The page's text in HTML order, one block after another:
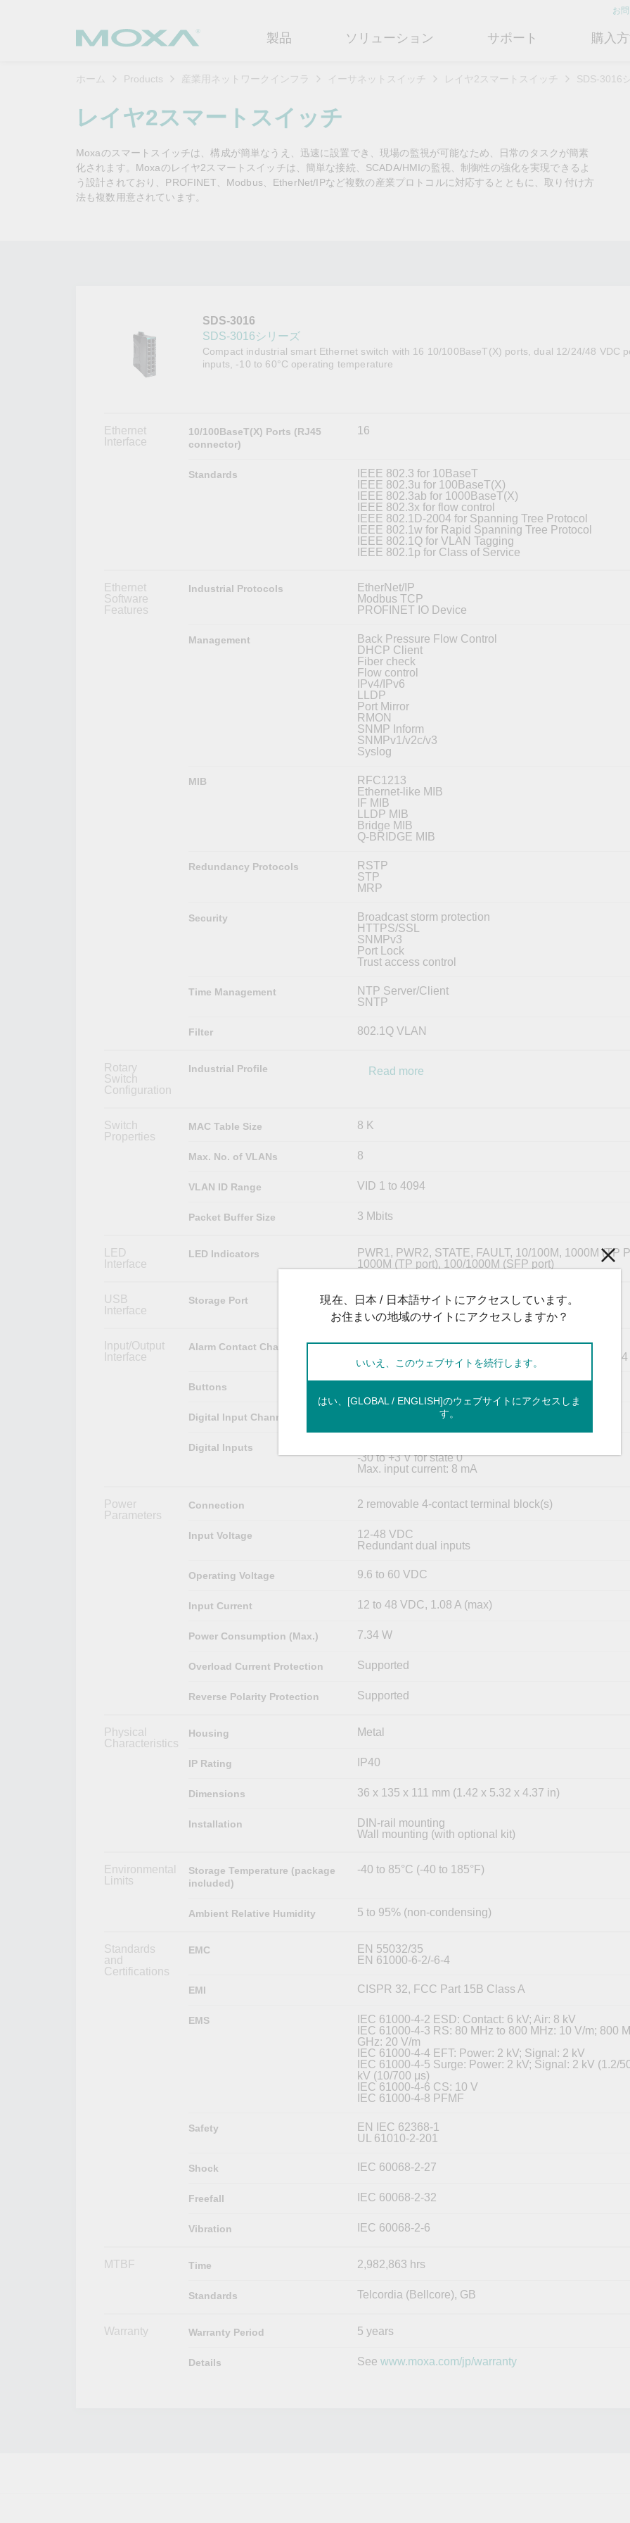
お
製品
セキュアルータ
無線AP/ブリッジ/クライアント
ネットワークセキュリティアプラ
イアンス
シリアルコンバータ
プロトコルゲートウェイ
IPカメラおよびビデオサーバー
ソリューション
鉄道
電力
TSN
シングルペアイーサネット
OTデータの秘密を解
き明かす
電力の安定供給を支え
るBESSソリューショ
OTネットワークセ
ュリティを強化す
サポート
製品に関するよくあるご質問
（FAQ)
保証方針
購入
ソリューションパートナー (MJSP)
イノベーションとマイルストーン
カスタマーサクセス
新着情報およびイベント
情熱を新たな可能性に
ホーム Products 産業用ネットワークインフラ イーサネットスイッチ レイヤ2スマートスイッチ SDS-3016
レイヤ2スマートスイッチ
Moxaのスマートスイッチは、構成が簡単なうえ、迅速に設置でき、現場の監視が可能なため、日常のタスクが簡素
化されます。Moxaのレイヤ2スマートスイッチは、簡単な接続、SCADA/HMIの監視、制御性の強化を実現できるよ
う設計されており、PROFINET、Modbus、EtherNet/IPなど複数の産業プロトコルに対応するとともに、取り付け方
法も複数用意されています。
SDS-3016
SDS-3016シリーズ
Compact industrial smart Ethernet switch with 16 10/100BaseT(X) ports, dual 12/24/48 VDC
inputs, -10 to 60°C operating temperature
Ethernet
Interface
10/100BaseT(X) Ports (RJ45
connector)
16
Standards
IEEE 802.3 for 10BaseT
IEEE 802.3u for 100BaseT(X)
IEEE 802.3ab for 1000BaseT(X)
IEEE 802.3x for flow control
IEEE 802.1D-2004 for Spanning Tree Protocol
IEEE 802.1w for Rapid Spanning Tree Protocol
IEEE 802.1Q for VLAN Tagging
IEEE 802.1p for Class of Service
Ethernet
Software
Features
Industrial Protocols
EtherNet/IP
Modbus TCP
PROFINET IO Device
Management
Back Pressure Flow Control
DHCP Client
Fiber check
Flow control
IPv4/IPv6
LLDP
Port Mirror
RMON
SNMP Inform
SNMPv1/v2c/v3
Syslog
MIB
RFC1213
Ethernet-like MIB
IF MIB
LLDP MIB
Bridge MIB
Q-BRIDGE MIB
Redundancy Protocols
RSTP
STP
MRP
Security
Broadcast storm protection
HTTPS/SSL
SNMPv3
Port Lock
Trust access control
Time Management
NTP Server/Client
SNTP
Filter 802.1Q VLAN
Rotary
Switch
Configuration
Industrial Profile Read more
Switch
Properties
MAC Table Size 8 K
Max. No. of VLANs 8
VLAN ID Range VID 1 to 4094
Packet Buffer Size 3 Mbits
LED
Interface
LED Indicators
PWR1, PWR2, STATE, FAULT, 10/100M, 1000M (TP
1000M (TP port), 100/1000M (SFP port)
USB
Interface
Storage Port USB Type A (for ABC-02 only)
Input/Output
Interface
Alarm Contact Channels
1
Relay output with current carrying capacity of 1 A @
Buttons
Digital Input Channels
Digital Inputs
-30 to +3 V for state 0
Max. input current: 8 mA
Power
Parameters
Connection 2 removable 4-contact terminal block(s)
Input Voltage
12-48 VDC
Redundant dual inputs
Operating Voltage 9.6 to 60 VDC
Input Current 12 to 48 VDC, 1.08 A (max)
Power Consumption (Max.) 7.34 W
Overload Current Protection Supported
Reverse Polarity Protection Supported
Physical
Characteristics
Housing Metal
IP Rating IP40
Dimensions 36 x 135 x 111 mm (1.42 x 5.32 x 4.37 in)
Installation
DIN-rail mounting
Wall mounting (with optional kit)
Environmental
Limits
Storage Temperature (package
included)
-40 to 85°C (-40 to 185°F)
Ambient Relative Humidity 5 to 95% (non-condensing)
Standards
and
Certifications
EMC
EN 55032/35
EN 61000-6-2/-6-4
EMI CISPR 32, FCC Part 15B Class A
EMS
IEC 61000-4-2 ESD: Contact: 6 kV; Air: 8 kV
IEC 61000-4-3 RS: 80 MHz to 800 MHz: 10 V/m; 800
GHz: 20 V/m
IEC 61000-4-4 EFT: Power: 2 kV; Signal: 2 kV
IEC 61000-4-5 Surge: Power: 2 kV; Signal: 2 kV (1.2/
kV (10/700 μs)
IEC 61000-4-6 CS: 10 V
IEC 61000-4-8 PFMF
Safety
EN IEC 62368-1
UL 61010-2-201
Shock IEC 60068-2-27
Freefall IEC 60068-2-32
Vibration IEC 60068-2-6
MTBF Time 2,982,863 hrs
Standards Telcordia (Bellcore), GB
Warranty Warranty Period 5 years
Details See www.moxa.com/jp/warranty
現在、日本 / 日本語サイトにアクセスしています。
お住まいの地域のサイトにアクセスしますか？
いいえ、このウェブサイトを続行します。
はい、[GLOBAL / ENGLISH]のウェブサイトにアクセスしま
す。